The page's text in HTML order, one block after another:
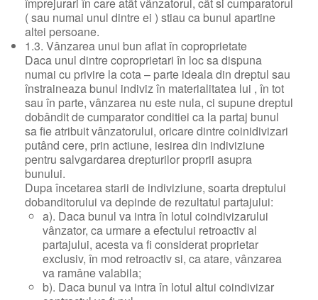
( sau numai unul dintre ei ) stiau ca bunul apartine
altei persoane.
1.3. Vânzarea unui bun aflat în coproprietate
Daca unul dintre coproprietari în loc sa dispuna
numai cu privire la cota – parte ideala din dreptul sau
înstraineaza bunul indiviz în materialitatea lui , în tot
sau în parte, vânzarea nu este nula, ci supune dreptul
dobândit de cumparator conditiei ca la partaj bunul
sa fie atribuit vânzatorului, oricare dintre coinidivizari
putând cere, prin actiune, iesirea din indiviziune
pentru salvgardarea drepturilor proprii asupra
bunului.
Dupa încetarea starii de indiviziune, soarta dreptului
dobanditorului va depinde de rezultatul partajului:
a). Daca bunul va intra în lotul coindivizarului
vânzator, ca urmare a efectului retroactiv al
partajului, acesta va fi considerat proprietar
exclusiv, în mod retroactiv si, ca atare, vânzarea
va ramâne valabila;
b). Daca bunul va intra în lotul altui coindivizar